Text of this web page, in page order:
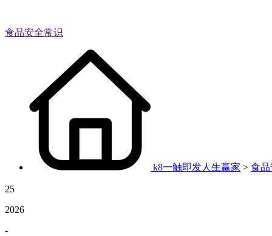
食品安全常识
k8一触即发人生赢家 > 食
25
2026
-